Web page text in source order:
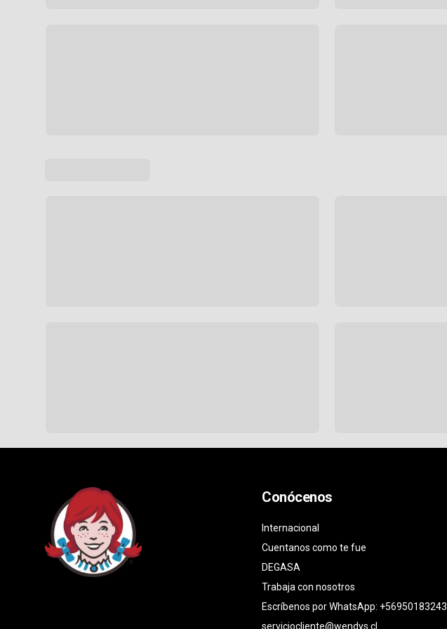
Conócenos
Internacional
Cuentanos como te fue
DEGASA
Trabaja con nosotros
Escríbenos por WhatsApp: +56950183243
serviciocliente@wendys.cl